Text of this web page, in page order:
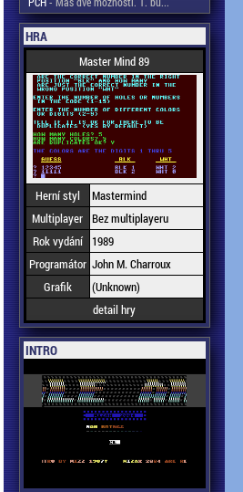
HRA
Master Mind 89
Herní styl
Mastermind
Multiplayer Bez multiplayeru
Rok vydání
1989
Programátor John M. Charroux
Grafik
(Unknown)
detail hry
INTRO